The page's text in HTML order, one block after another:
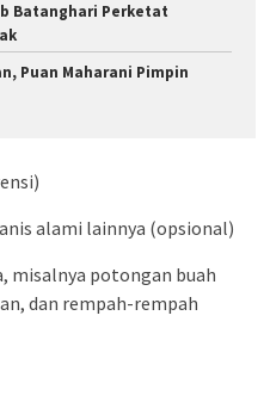
Batanghari Perketat
Puan Maharani Pimpin
alami lainnya (opsional)
misalnya potongan buah
dan rempah-rempah